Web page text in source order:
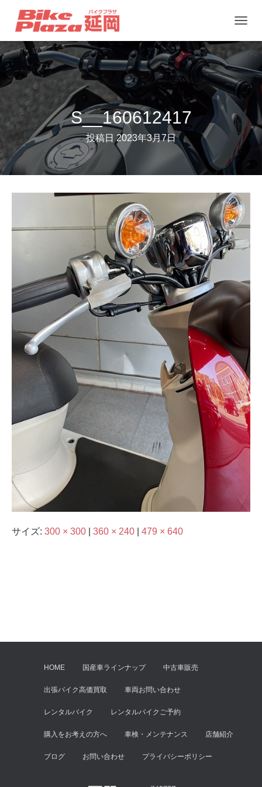
ビ
ー
シ
ョ
ン
を
り
え
S__160612417
投稿日2023年3月7日
サイズ: 300 × 300 360 × 240 479 × 640
HOME 国産車ラインナップ 中古車販売
出張バイク高価買取 車両お問い合わせ
レンタルバイク レンタルバイクご予約
購入をお考えの方へ 車検・メンテナンス 店舗紹介
ブログ お問い合わせ プライバシーポリシー